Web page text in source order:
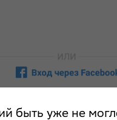
быть уже не